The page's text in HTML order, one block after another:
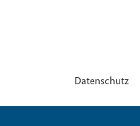
Datenschutz